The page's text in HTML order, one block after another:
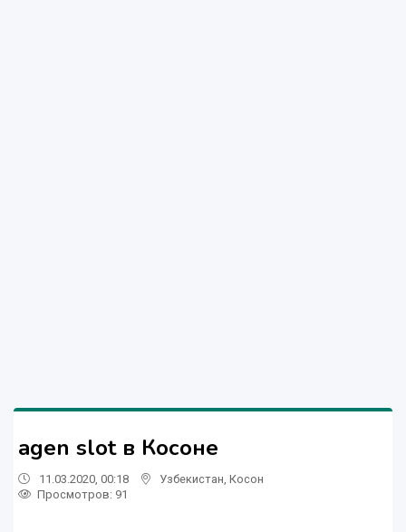
agen slot в Косоне
11.03.2020, 00:18 Узбекистан Косон
Просмотров: 91